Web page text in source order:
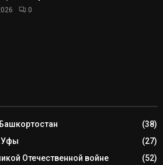
0
(38)
(27)
Отечественной войне
(52)